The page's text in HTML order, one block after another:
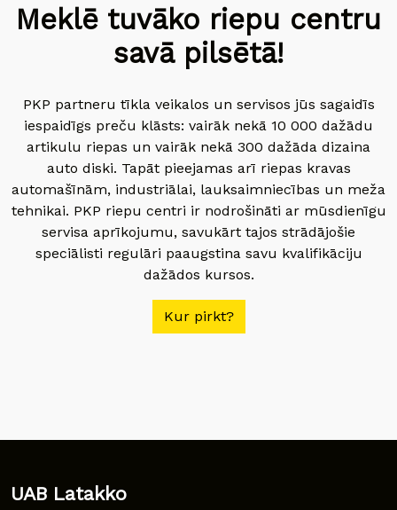
Meklē tuvāko riepu centru
savā pilsētā!
PKP partneru tīkla veikalos un servisos jūs sagaidīs
iespaidīgs preču klāsts: vairāk nekā 10 000 dažādu
artikulu riepas un vairāk nekā 300 dažāda dizaina
auto diski. Tapāt pieejamas arī riepas kravas
automašīnām, industriālai, lauksaimniecības un meža
tehnikai. PKP riepu centri ir nodrošināti ar mūsdienīgu
servisa aprīkojumu, savukārt tajos strādājošie
speciālisti regulāri paaugstina savu kvalifikāciju
dažādos kursos.
Kur pirkt?
UAB Latakko